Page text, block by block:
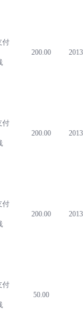
200.00
200.00
200.00
50.00